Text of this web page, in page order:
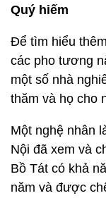
Quý hiếm
Để tìm hiểu
các pho tương
một số nhà
thăm và họ cho
Một nghệ nhân
Nội đã xem và
Bồ Tát có khả
năm và được